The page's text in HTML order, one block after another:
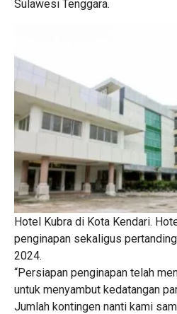
Sulawesi Tenggara.
Hotel Kubra di Kota Kendari.
penginapan sekaligus
2024.
“Persiapan penginapan telah
untuk menyambut kedatangan
Jumlah kontingen nanti kami